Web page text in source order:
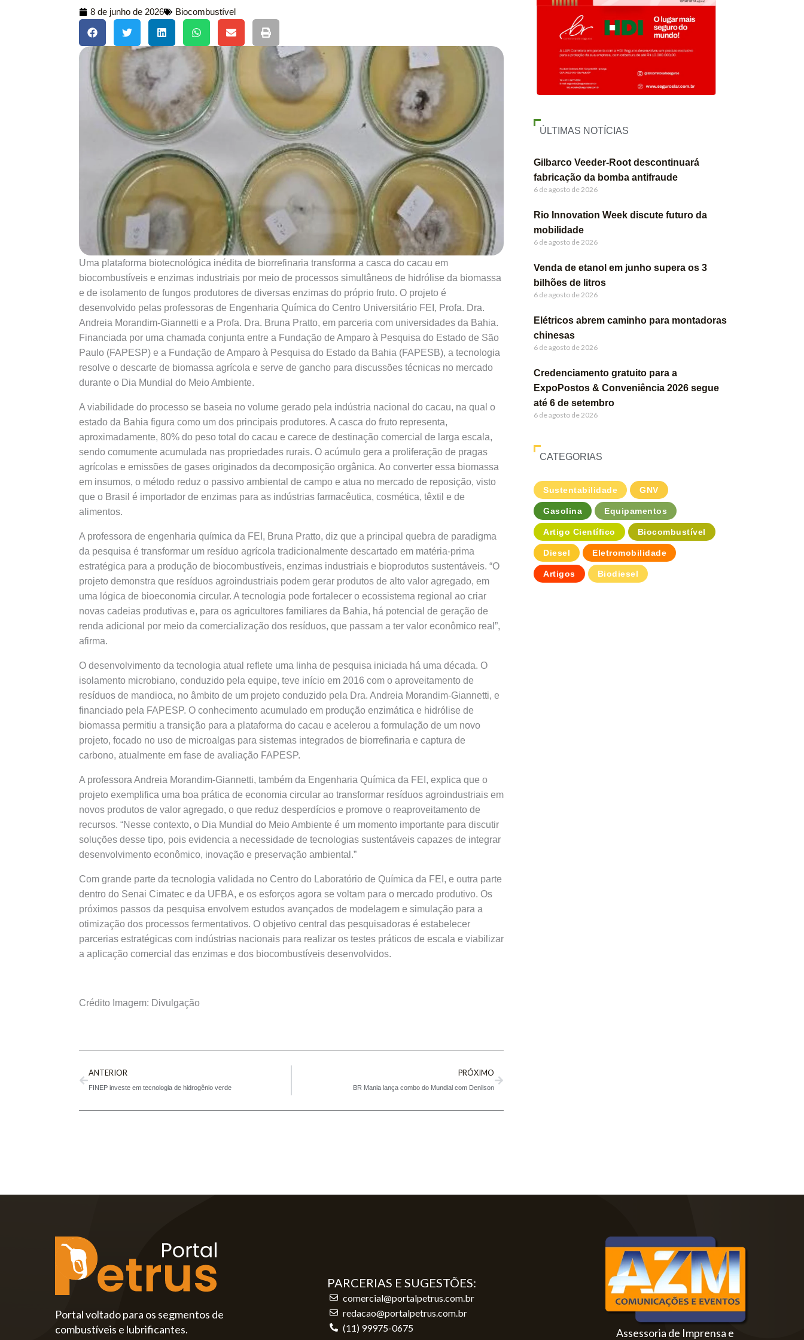
8 de junho de 2026 Biocombustível
Uma plataforma biotecnológica inédita de biorrefinaria transforma a casca do cacau em
biocombustíveis e enzimas industriais por meio de processos simultâneos de hidrólise da biomassa
e de isolamento de fungos produtores de diversas enzimas do próprio fruto. O projeto é
desenvolvido pelas professoras de Engenharia Química do Centro Universitário FEI, Profa. Dra.
Andreia Morandim-Giannetti e a Profa. Dra. Bruna Pratto, em parceria com universidades da Bahia.
Financiada por uma chamada conjunta entre a Fundação de Amparo à Pesquisa do Estado de São
Paulo (FAPESP) e a Fundação de Amparo à Pesquisa do Estado da Bahia (FAPESB), a tecnologia
resolve o descarte de biomassa agrícola e serve de gancho para discussões técnicas no mercado
durante o Dia Mundial do Meio Ambiente.
A viabilidade do processo se baseia no volume gerado pela indústria nacional do cacau, na qual o
estado da Bahia figura como um dos principais produtores. A casca do fruto representa,
aproximadamente, 80% do peso total do cacau e carece de destinação comercial de larga escala,
sendo comumente acumulada nas propriedades rurais. O acúmulo gera a proliferação de pragas
agrícolas e emissões de gases originados da decomposição orgânica. Ao converter essa biomassa
em insumos, o método reduz o passivo ambiental de campo e atua no mercado de reposição, visto
que o Brasil é importador de enzimas para as indústrias farmacêutica, cosmética, têxtil e de
alimentos.
A professora de engenharia química da FEI, Bruna Pratto, diz que a principal quebra de paradigma
da pesquisa é transformar um resíduo agrícola tradicionalmente descartado em matéria-prima
estratégica para a produção de biocombustíveis, enzimas industriais e bioprodutos sustentáveis. “O
projeto demonstra que resíduos agroindustriais podem gerar produtos de alto valor agregado, em
uma lógica de bioeconomia circular. A tecnologia pode fortalecer o ecossistema regional ao criar
novas cadeias produtivas e, para os agricultores familiares da Bahia, há potencial de geração de
renda adicional por meio da comercialização dos resíduos, que passam a ter valor econômico real”,
afirma.
O desenvolvimento da tecnologia atual reflete uma linha de pesquisa iniciada há uma década. O
isolamento microbiano, conduzido pela equipe, teve início em 2016 com o aproveitamento de
resíduos de mandioca, no âmbito de um projeto conduzido pela Dra. Andreia Morandim-Giannetti, e
financiado pela FAPESP. O conhecimento acumulado em produção enzimática e hidrólise de
biomassa permitiu a transição para a plataforma do cacau e acelerou a formulação de um novo
projeto, focado no uso de microalgas para sistemas integrados de biorrefinaria e captura de
carbono, atualmente em fase de avaliação FAPESP.
A professora Andreia Morandim-Giannetti, também da Engenharia Química da FEI, explica que o
projeto exemplifica uma boa prática de economia circular ao transformar resíduos agroindustriais em
novos produtos de valor agregado, o que reduz desperdícios e promove o reaproveitamento de
recursos. “Nesse contexto, o Dia Mundial do Meio Ambiente é um momento importante para discutir
soluções desse tipo, pois evidencia a necessidade de tecnologias sustentáveis capazes de integrar
desenvolvimento econômico, inovação e preservação ambiental.”
Com grande parte da tecnologia validada no Centro do Laboratório de Química da FEI, e outra parte
dentro do Senai Cimatec e da UFBA, e os esforços agora se voltam para o mercado produtivo. Os
próximos passos da pesquisa envolvem estudos avançados de modelagem e simulação para a
otimização dos processos fermentativos. O objetivo central das pesquisadoras é estabelecer
parcerias estratégicas com indústrias nacionais para realizar os testes práticos de escala e viabilizar
a aplicação comercial das enzimas e dos biocombustíveis desenvolvidos.
Crédito Imagem: Divulgação
ANTERIOR
FINEP investe em tecnologia de hidrogênio verde
PRÓXIMO
BR Mania lança combo do Mundial com Denilson
ÚLTIMAS NOTÍCIAS
Gilbarco Veeder-Root descontinuará
fabricação da bomba antifraude
6 de agosto de 2026
Rio Innovation Week discute futuro da
mobilidade
6 de agosto de 2026
Venda de etanol em junho supera os 3
bilhões de litros
6 de agosto de 2026
Elétricos abrem caminho para montadoras
chinesas
6 de agosto de 2026
Credenciamento gratuito para a
ExpoPostos & Conveniência 2026 segue
até 6 de setembro
6 de agosto de 2026
CATEGORIAS
Sustentabilidade GNV
Gasolina Equipamentos
Artigo Científico Biocombustível
Diesel Eletromobilidade
Artigos Biodiesel
Portal voltado para os segmentos de
combustíveis e lubrificantes.
PARCERIAS E SUGESTÕES:
comercial@portalpetrus.com.br
redacao@portalpetrus.com.br
(11) 99975-0675
Assessoria de Imprensa e